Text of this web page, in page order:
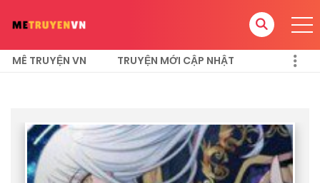
MÊ TRUYỆN VN TRUYỆN MỚI CẬP NHẬT